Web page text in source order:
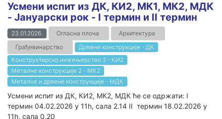
Усмени испит из ДК, КИ2, МК1, МК2, МДК
- Јануарски рок - I термин и II термин
23.01.2026. Огласна плоча
Архитектура
Грађевинарство
Дрвене конструкције - ДК
Конструктерско инжењерство 2 - КИ2
Металне конструкције 2 - МК2
Металне и дрвене конструкције - МДК
Усмени испит из ДК, КИ2, МК2, МДК ће се одржати: I
термин 04.02.2026 у 11h, сала 2.14 II термин 18.02.2026 у
11h, сала 0.20